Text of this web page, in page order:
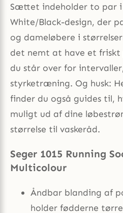
Sættet indeholder to par i
White/Black-design, der
og dameløbere i
det nemt at have et friskt
du står over for
styrketræning. Og husk:
finder du også guides til,
muligt ud af dine
størrelse til vaskeråd.
Seger 1015 Running
Multicolour
Åndbar blanding af
holder fødderne tørre